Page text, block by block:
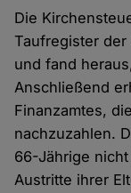
Die
Taufregister der
und fand
Anschließend
Finanzamtes,
nachzuzahlen.
66-Jährige
Austritte ihrer